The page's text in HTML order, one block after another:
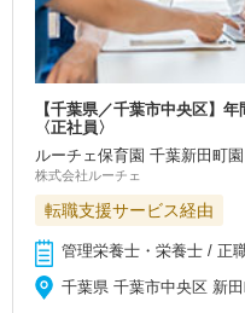
【千葉県／千葉市中央区】
〈正社員〉
ルーチェ保育園 千葉新田町園
株式会社ルーチェ
転職支援サービス経由
管理栄養士・栄養士 / 正
千葉県 千葉市中央区 新